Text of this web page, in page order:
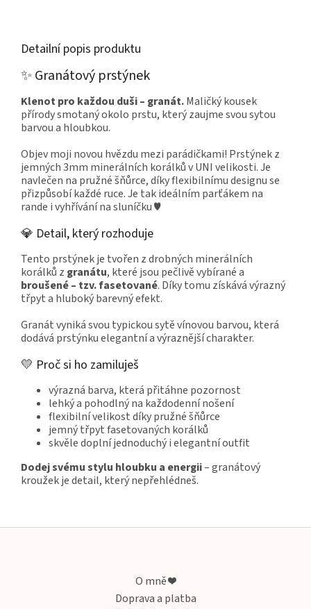
Detailní popis produktu
✨ Granátový prstýnek
Klenot pro každou duši – granát.Maličký kousek
přírody smotaný okolo prstu, který zaujme svou sytou
barvou a hloubkou.
Objev moji novou hvězdu mezi parádičkami! Prstýnek z
jemných 3mm minerálních korálků v UNI velikosti. Je
navlečen na pružné šňůrce, díky flexibilnímu designu se
přizpůsobí každé ruce. Je tak ideálním parťákem na
rande i vyhřívání na sluníčku ♥
💎 Detail, který rozhoduje
Tento prstýnek je tvořen z drobných minerálních
korálků z granátu, které jsou pečlivě vybírané a
broušené – tzv. fasetované. Díky tomu získává výrazný
třpyt a hluboký barevný efekt.
Granát vyniká svou typickou sytě vínovou barvou, která
dodává prstýnku elegantní a výraznější charakter.
💛 Proč si ho zamiluješ
výrazná barva, která přitáhne pozornost
lehký a pohodlný na každodenní nošení
flexibilní velikost díky pružné šňůrce
jemný třpyt fasetovaných korálků
skvěle doplní jednoduchý i elegantní outfit
Dodej svému stylu hloubku a energii– granátový
kroužek je detail, který nepřehlédneš.
Z
O mně ❤️
Doprava a platba